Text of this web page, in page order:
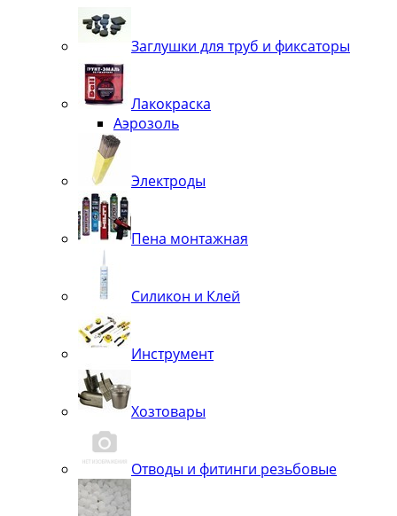
Заглушки для труб и фиксаторы
Лакокраска
Аэрозоль
Электроды
Пена монтажная
Силикон и Клей
Инструмент
Хозтовары
Отводы и фитинги резьбовые